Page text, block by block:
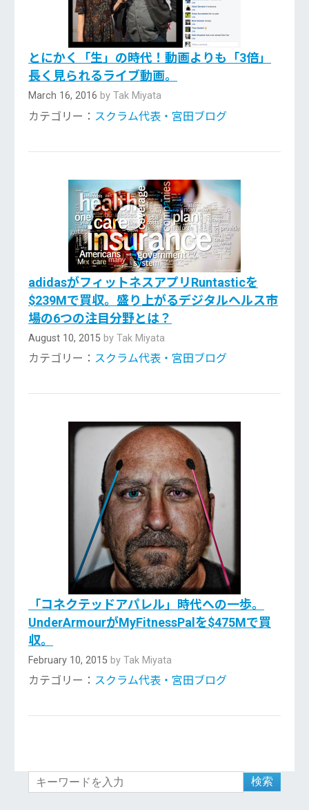
とにかく「生」の時代！動画よりも「3倍」
長く見られるライブ動画。
March 16, 2016 by Tak Miyata
カテゴリー： スクラム代表・宮田ブログ
adidasがフィットネスアプリRuntasticを
$239Mで買収。盛り上がるデジタルヘルス市
場の6つの注目分野とは？
August 10, 2015 by Tak Miyata
カテゴリー： スクラム代表・宮田ブログ
「コネクテッドアパレル」時代への一歩。
UnderArmourがMyFitnessPalを$475Mで買
収。
February 10, 2015 by Tak Miyata
カテゴリー： スクラム代表・宮田ブログ
検索